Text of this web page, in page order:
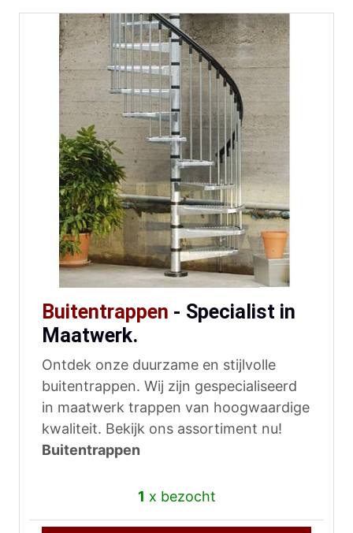
Buitentrappen - Specialist in
Maatwerk.
Ontdek onze duurzame en stijlvolle
buitentrappen. Wij zijn gespecialiseerd
in maatwerk trappen van hoogwaardige
kwaliteit. Bekijk ons assortiment nu!
Buitentrappen
1 x bezocht